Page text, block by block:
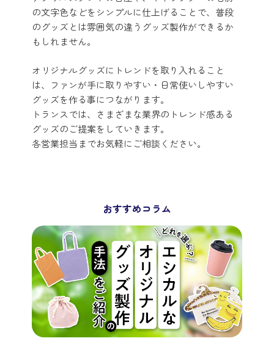
の文字色などをシンプルに仕上げることで、普段
のグッズとは雰囲気の違うグッズ製作ができるか
もしれません。
オリジナルグッズにトレンドを取り入れること
は、ファンが手に取りやすい・日常使いしやすい
グッズを作る事につながります。
トランスでは、さまざまな業界のトレンド感ある
グッズのご提案をしていきます。
各営業担当までお気軽にご相談ください。
おすすめコラム